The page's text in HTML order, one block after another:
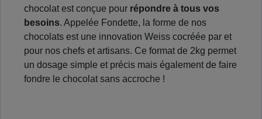
chocolat est conçue pour répondre à tous vos
besoins. Appelée Fondette, la forme de nos
chocolats est une innovation Weiss cocréée par et
pour nos chefs et artisans. Ce format de 2kg permet
un dosage simple et précis mais également de faire
fondre le chocolat sans accroche !